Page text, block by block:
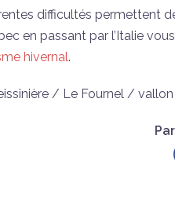
difficultés permettent
en passant par l’Italie
hivernal.
/ Le Fournel /